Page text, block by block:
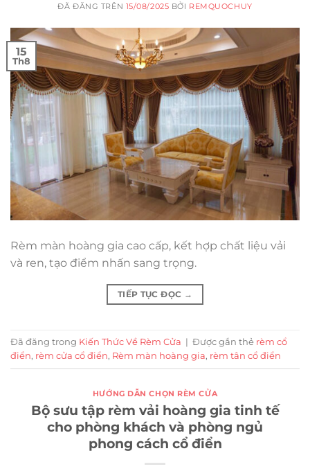
ĐÃ ĐĂNG TRÊN 15/08/2025 BỞI REMQUOCHUY
15
Th8
Rèm màn hoàng gia cao cấp, kết hợp chất liệu vải
và ren, tạo điểm nhấn sang trọng.
TIẾP TỤC ĐỌC →
Đã đăng trong Kiến Thức Về Rèm Cửa | Được gắn thẻ rèm cổ
điển, rèm cửa cổ điển, Rèm màn hoàng gia, rèm tân cổ điển
HƯỚNG DẪN CHỌN RÈM CỬA
Bộ sưu tập rèm vải hoàng gia tinh tế
cho phòng khách và phòng ngủ
phong cách cổ điển